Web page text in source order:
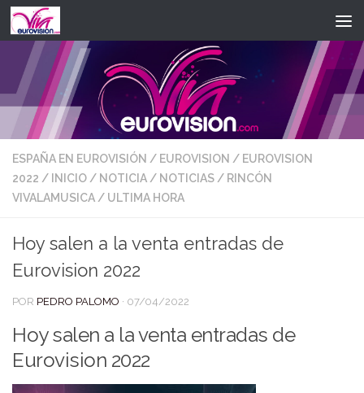
Saltar al contenido
ESPAÑA EN EUROVISIÓN / EUROVISION / EUROVISION
2022 / INICIO/ NOTICIA/ NOTICIAS/ RINCÓN
VIVALAMUSICA/ ULTIMA HORA
Hoy salen a la venta entradas de
Eurovision 2022
POR PEDRO PALOMO · 07/04/2022
Hoy salen a la venta entradas de
Eurovision 2022